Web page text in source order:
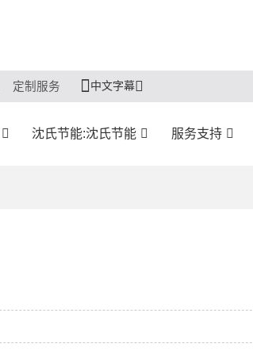
定制服务 中文字幕
沈氏节能:沈氏节能 服务支持